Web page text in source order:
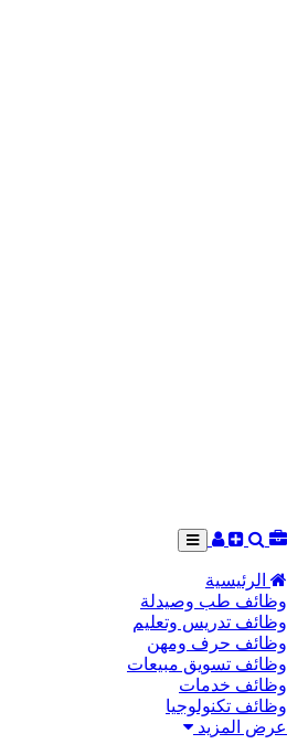
الرئيسية
وظائف طب وصيدلة
وظائف تدريس وتعليم
وظائف حرف ومهن
وظائف تسويق مبيعات
وظائف خدمات
وظائف تكنولوجيا
عرض المزيد